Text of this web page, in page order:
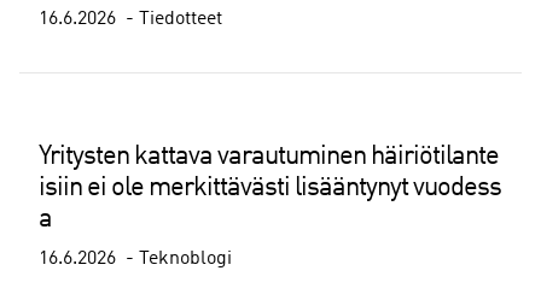
16.6.2026 Tiedotteet
Yritysten kattava varautuminen häiriötilante
isiin ei ole merkittävästi lisääntynyt vuodess
a
16.6.2026 Teknoblogi